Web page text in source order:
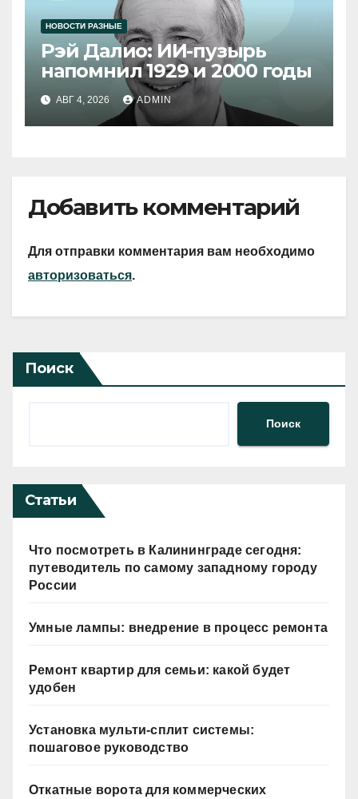
НОВОСТИ РАЗНЫЕ
Рэй Далио: ИИ-пузырь
напомнил 1929 и 2000 годы
АВГ 4, 2026 ADMIN
Добавить комментарий
Для отправки комментария вам необходимо
авторизоваться.
Поиск
Поиск
Статьи
Что посмотреть в Калининграде сегодня:
путеводитель по самому западному городу
России
Умные лампы: внедрение в процесс ремонта
Ремонт квартир для семьи: какой будет
удобен
Установка мульти-сплит системы:
пошаговое руководство
Откатные ворота для коммерческих